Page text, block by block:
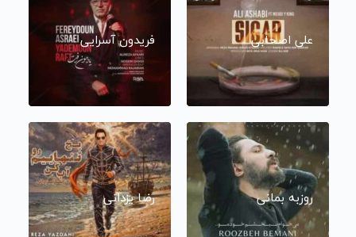
علی اصحابی فریدون آسرایی
روزبه بمانی رضا یزدانی